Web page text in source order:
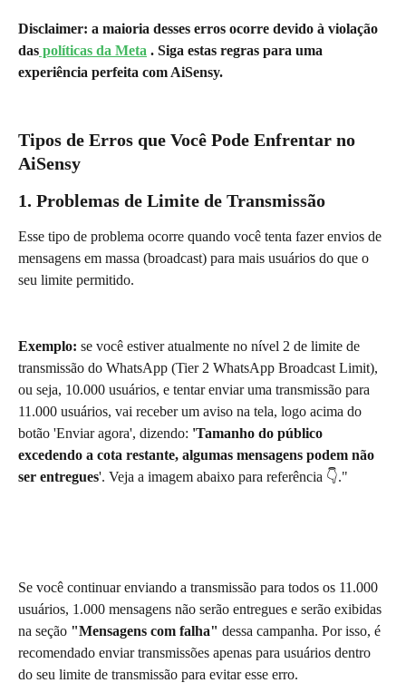
Disclaimer: a maioria desses erros ocorre devido à violação
das políticas da Meta . Siga estas regras para uma
experiência perfeita com AiSensy.
Tipos de Erros que Você Pode Enfrentar no
AiSensy
1. Problemas de Limite de Transmissão
Esse tipo de problema ocorre quando você tenta fazer envios de
mensagens em massa (broadcast) para mais usuários do que o
seu limite permitido.
Exemplo: se você estiver atualmente no nível 2 de limite de
transmissão do WhatsApp (Tier 2 WhatsApp Broadcast Limit),
ou seja, 10.000 usuários, e tentar enviar uma transmissão para
11.000 usuários, vai receber um aviso na tela, logo acima do
botão 'Enviar agora', dizendo: 'Tamanho do público
excedendo a cota restante, algumas mensagens podem não
ser entregues'. Veja a imagem abaixo para referência 👇."
Se você continuar enviando a transmissão para todos os 11.000
usuários, 1.000 mensagens não serão entregues e serão exibidas
na seção "Mensagens com falha" dessa campanha. Por isso, é
recomendado enviar transmissões apenas para usuários dentro
do seu limite de transmissão para evitar esse erro.